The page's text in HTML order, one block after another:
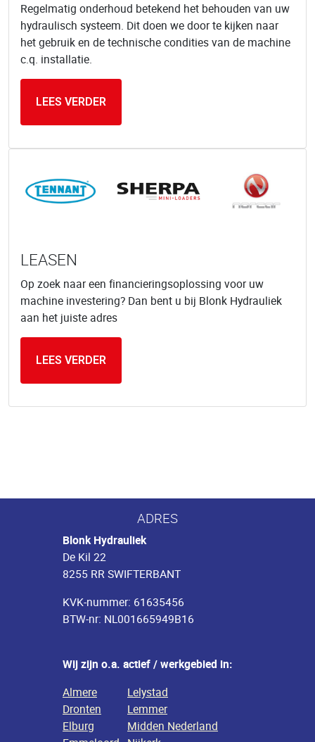
Regelmatig onderhoud betekend het behouden van uw
hydraulisch systeem. Dit doen we door te kijken naar
het gebruik en de technische condities van de machine
c.q. installatie.
LEES VERDER
LEASEN
Op zoek naar een financieringsoplossing voor uw
machine investering? Dan bent u bij Blonk Hydrauliek
aan het juiste adres
LEES VERDER
ADRES
Blonk Hydrauliek
De Kil 22
8255 RR SWIFTERBANT
KVK-nummer: 61635456
BTW-nr: NL001665949B16
Wij zijn o.a. actief / werkgebied in:
Almere
Lelystad
Dronten
Lemmer
Elburg
Midden Nederland